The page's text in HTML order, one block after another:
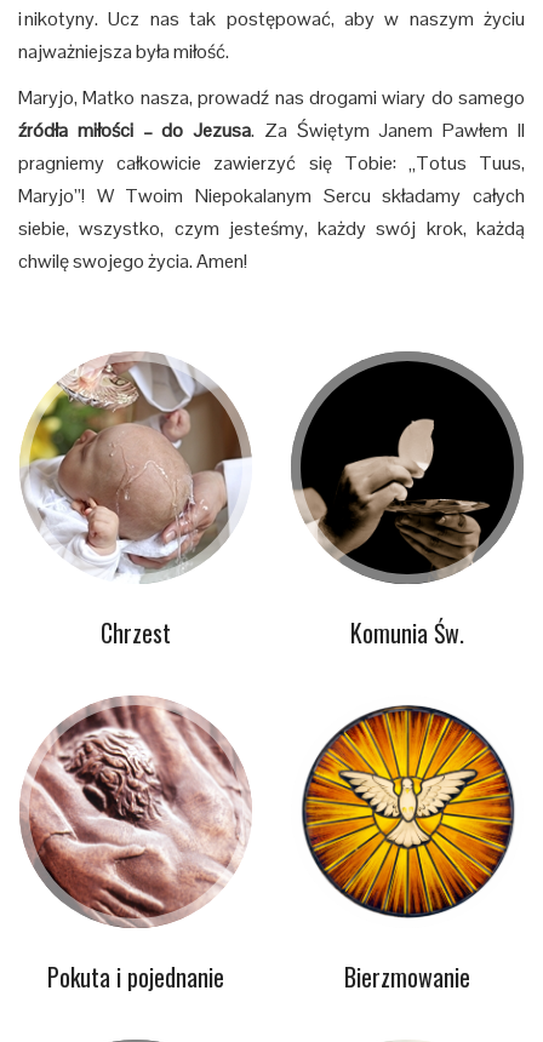
i nikotyny. Ucz nas tak postępować, aby w naszym życiu
najważniejsza była miłość.
Maryjo, Matko nasza, prowadź nas drogami wiary do samego
źródła miłości – do Jezusa. Za Świętym Janem Pawłem II
pragniemy całkowicie zawierzyć się Tobie: „Totus Tuus,
Maryjo”! W Twoim Niepokalanym Sercu składamy całych
siebie, wszystko, czym jesteśmy, każdy swój krok, każdą
chwilę swojego życia. Amen!
Chrzest Komunia Św.
Pokuta i pojednanie Bierzmowanie